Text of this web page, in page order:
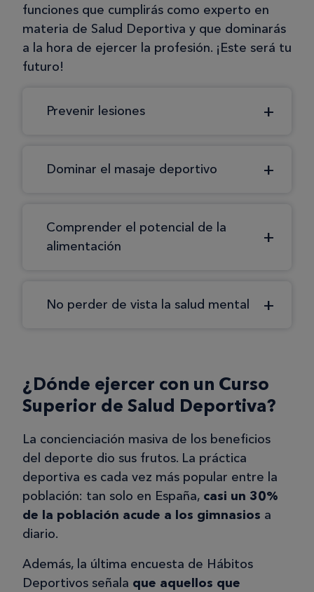
funciones que cumplirás como experto en
materia de Salud Deportiva y que dominarás
a la hora de ejercer la profesión. ¡Este será tu
futuro!
Prevenir lesiones
Dominar el masaje deportivo
Comprender el potencial de la
alimentación
No perder de vista la salud mental
¿Dónde ejercer con un Curso
Superior de Salud Deportiva?
La concienciación masiva de los beneficios
del deporte dio sus frutos. La práctica
deportiva es cada vez más popular entre la
población: tan solo en España, casi un 30%
de la población acude a los gimnasios a
diario.
Además, la última encuesta de Hábitos
Deportivos señala que aquellos que